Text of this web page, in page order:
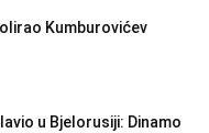
Kumburovićev
u Bjelorusiji: Dinamo